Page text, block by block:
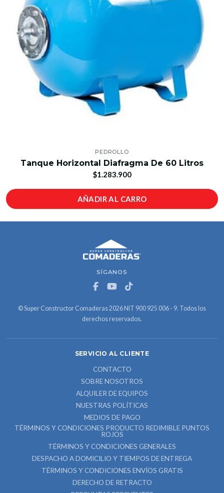
PEDROLLO
Tanque Horizontal Diafragma De 60 Litros
$1.283.900
AÑADIR AL CARRO
SÍGANOS
© Super Constructor Comaderas 2026 NIT 900 925 006 - 9. Todos los
derechos reservados.
SERVICIO AL CLIENTE
CONTACTO
SOBRE NOSOTROS
ALQUILER DE EQUIPOS
NUESTRAS POLÍTICAS
MEDIOS DE PAGO
TÉRMINOS Y CONDICIONES PRODUCTO REDIMIBLE PUNTOS
ROJOS
TÉRMINOS Y CONDICIONES GENERALES
DESPACHO A DOMICILIO Y TIEMPOS DE ENTREGA
TÉRMINOS Y CONDICIONES ENVÍOS GRATIS
DERECHO DE RETRACTO